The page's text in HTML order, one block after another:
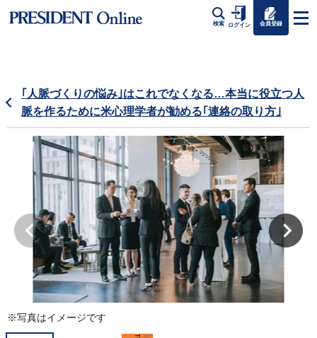
検索 ログイン 会員登録
｢人脈づくりの悩み｣はこれでなくなる…本当に役立つ人
脈を作るために米心理学者が勧める｢連絡の取り方｣
※写真はイメージです